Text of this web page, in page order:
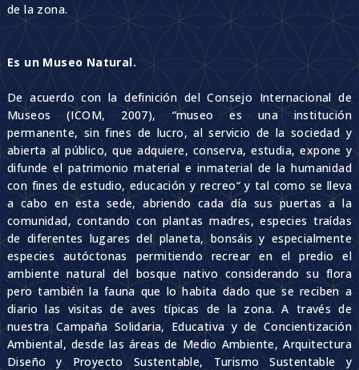
de la zona.
Es un Museo Natural.
De acuerdo con la definición del Consejo Internacional de
Museos (ICOM, 2007),“museo es una institución
permanente, sin fines de lucro, al servicio de la sociedad y
abierta al público, que adquiere, conserva, estudia, expone y
difunde el patrimonio material e inmaterial de la humanidad
con fines de estudio, educación y recreo“y tal como se lleva
a cabo en esta sede, abriendo cada día sus puertas a la
comunidad, contando con plantas madres, especies traídas
de diferentes lugares del planeta, bonsáis y especialmente
especies autóctonas permitiendo recrear en el predio el
ambiente natural del bosque nativo considerando su flora
pero también la fauna que lo habita dado que se reciben a
diario las visitas de aves típicas de la zona. A través de
nuestra Campaña Solidaria, Educativa y de Concientización
Ambiental, desde las áreas de Medio Ambiente, Arquitectura
Diseño y Proyecto Sustentable, Turismo Sustentable y